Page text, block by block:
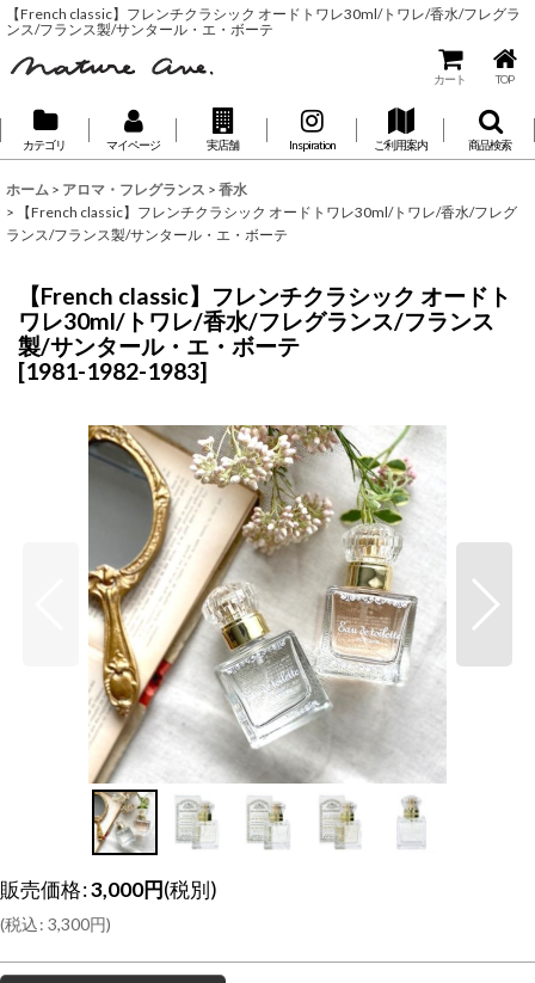
【French classic】フレンチクラシック オードトワレ30ml/トワレ/香水/フレグラ
ンス/フランス製/サンタール・エ・ボーテ
カート TOP
カテゴリ マイページ 実店舗 Inspiration ご利用案内 商品検索
ホーム > アロマ・フレグランス > 香水
>
【French classic】フレンチクラシック オードトワレ30ml/トワレ/香水/フレグ
ランス/フランス製/サンタール・エ・ボーテ
【French classic】フレンチクラシック オードト
ワレ30ml/トワレ/香水/フレグランス/フランス
製/サンタール・エ・ボーテ
[1981-1982-1983]
販売価格:3,000円(税別)
(税込: 3,300円)